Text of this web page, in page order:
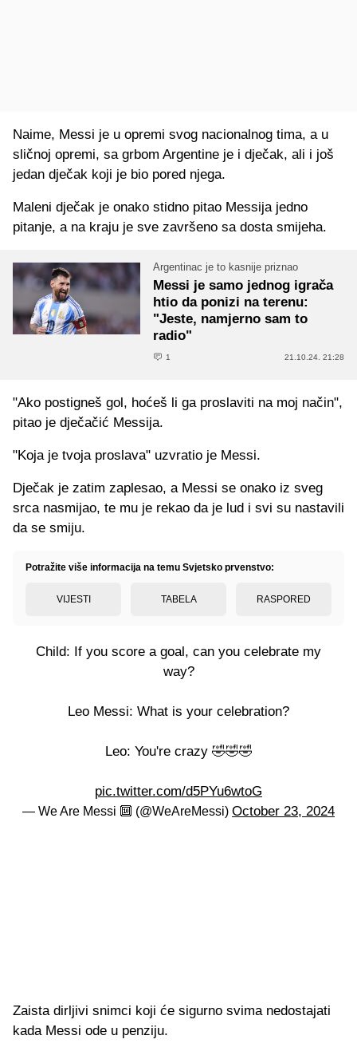
Naime, Messi je u opremi svog nacionalnog tima, a u
sličnoj opremi, sa grbom Argentine je i dječak, ali i još
jedan dječak koji je bio pored njega.
Maleni dječak je onako stidno pitao Messija jedno
pitanje, a na kraju je sve završeno sa dosta smijeha.
Argentinac je to kasnije priznao
Messi je samo jednog igrača
htio da ponizi na terenu:
"Jeste, namjerno sam to
radio"
1 21.10.24. 21:28
"Ako postigneš gol, hoćeš li ga proslaviti na moj način",
pitao je dječačić Messija.
"Koja je tvoja proslava" uzvratio je Messi.
Dječak je zatim zaplesao, a Messi se onako iz sveg
srca nasmijao, te mu je rekao da je lud i svi su nastavili
da se smiju.
Potražite više informacija na temu Svjetsko prvenstvo:
VIJESTI TABELA RASPORED
Child: If you score a goal, can you celebrate my
way?
Leo Messi: What is your celebration?
Leo: You're crazy 🤣🤣🤣
pic.twitter.com/d5PYu6wtoG
— We Are Messi 🔟 (@WeAreMessi) October 23, 2024
Zaista dirljivi snimci koji će sigurno svima nedostajati
kada Messi ode u penziju.